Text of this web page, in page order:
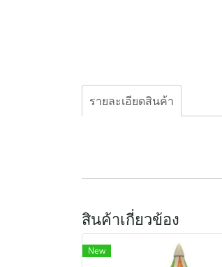
รายละเอียดสินค้า
สินค้าเกี่ยวข้อง
New